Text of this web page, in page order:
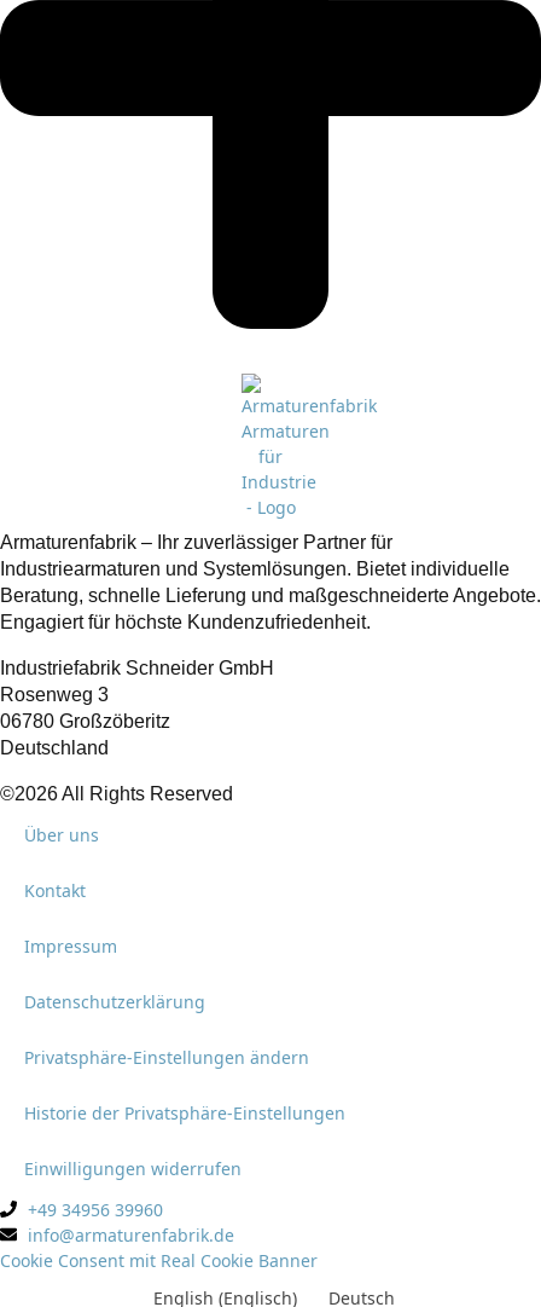
Armaturenfabrik – Ihr zuverlässiger Partner für
Industriearmaturen und Systemlösungen. Bietet individuelle
Beratung, schnelle Lieferung und maßgeschneiderte Angebote.
Engagiert für höchste Kundenzufriedenheit.
Industriefabrik Schneider GmbH
Rosenweg 3
06780 Großzöberitz
Deutschland
©2026 All Rights Reserved
Über uns
Kontakt
Impressum
Datenschutzerklärung
Privatsphäre-Einstellungen ändern
Historie der Privatsphäre-Einstellungen
Einwilligungen widerrufen
+49 34956 39960
info@armaturenfabrik.de
Cookie Consent mit Real Cookie Banner
English (Englisch) Deutsch